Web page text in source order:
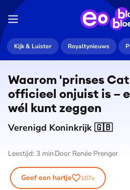
Kijk & Luister Royaltynieuws
Waarom 'prinses
officieel onjuist is –
wél kunt zeggen
Verenigd Koninkrijk 🇬🇧
Leestijd: 3 min Door Renée Prenger
Geef een hartje 107x